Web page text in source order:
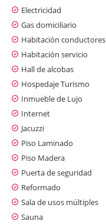
Electricidad
Gas domiciliario
Habitación conductores
Habitación servicio
Hall de alcobas
Hospedaje Turismo
Inmueble de Lujo
Internet
Jacuzzi
Piso Laminado
Piso Madera
Puerta de seguridad
Reformado
Sala de usos múltiples
Sauna